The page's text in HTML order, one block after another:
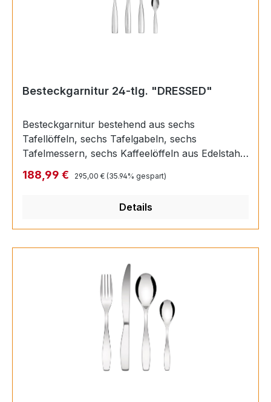
Besteckgarnitur 24-tlg. "DRESSED"
Besteckgarnitur bestehend aus sechs
Tafellöffeln, sechs Tafelgabeln, sechs
Tafelmessern, sechs Kaffeelöffeln aus Edelstahl
Merkmale Designer Marcel Wanders EAN
Verkaufspreis:
188,99 € Regulärer Preis:
295,00 € (35.94% gespart)
Details